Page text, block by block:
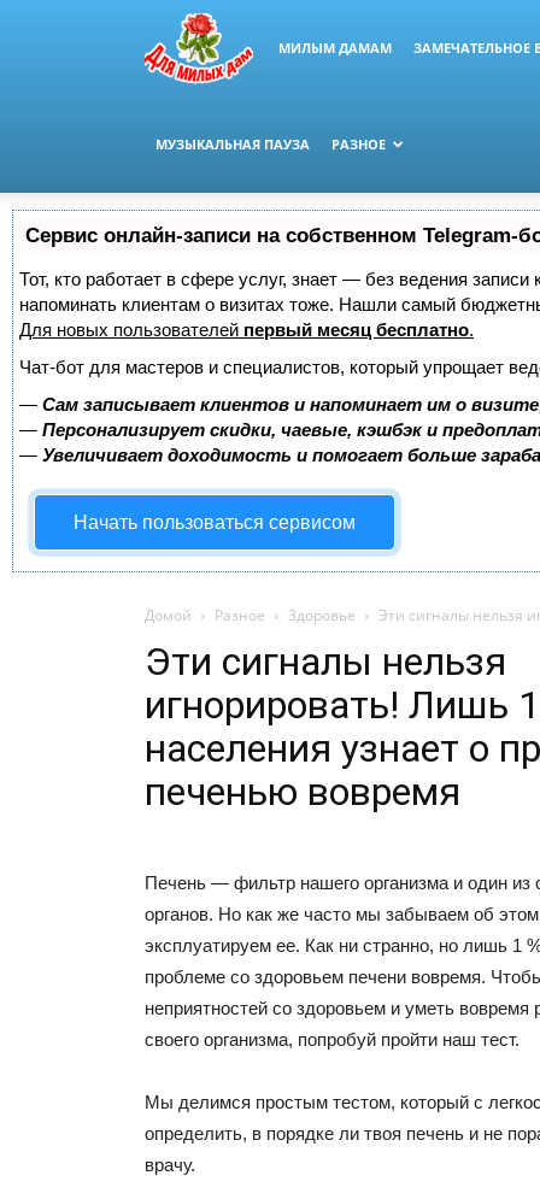
МИЛЫМ ДАМАМ ЗАМЕЧАТЕЛЬНОЕ
МУЗЫКАЛЬНАЯ ПАУЗА РАЗНОЕ
Сервис онлайн-записи на собственном Telegram-
Тот, кто работает в сфере услуг, знает — без ведения
напоминать клиентам о визитах тоже. Нашли самый
Для новых пользователей первый месяц бесплатно.
Чат-бот для мастеров и специалистов, который упрощает
— Сам записывает клиентов и напоминает им о
— Персонализирует скидки, чаевые, кэшбэк и
— Увеличивает доходимость и помогает больше
Начать пользоваться сервисом
Домой Разное Здоровье Эти сигналы нельзя
Эти сигналы нельзя
игнорировать! Лишь
населения узнает о
печенью вовремя
Печень — фильтр нашего организма и один
органов. Но как же часто мы забываем об
эксплуатируем ее. Как ни странно, но лишь 1
проблеме со здоровьем печени вовремя.
неприятностей со здоровьем и уметь вовремя
своего организма, попробуй пройти наш тест.
Мы делимся простым тестом, который с
определить, в порядке ли твоя печень и не
врачу.